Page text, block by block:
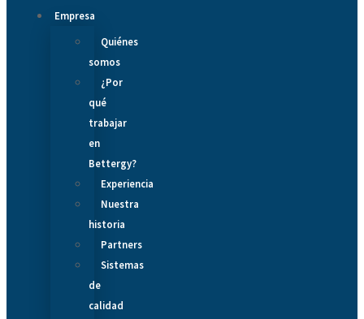
Empresa
Quiénes
somos
¿Por
qué
trabajar
en
Bettergy?
Experiencia
Nuestra
historia
Partners
Sistemas
de
calidad